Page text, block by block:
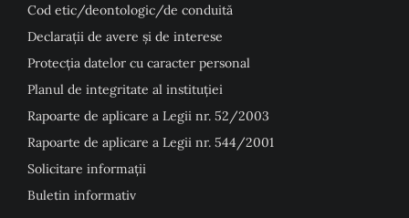
Cod etic/deontologic/de conduită
Declarații de avere și de interese
Protecția datelor cu caracter personal
Planul de integritate al instituției
Rapoarte de aplicare a Legii nr. 52/2003
Rapoarte de aplicare a Legii nr. 544/2001
Solicitare informații
Buletin informativ